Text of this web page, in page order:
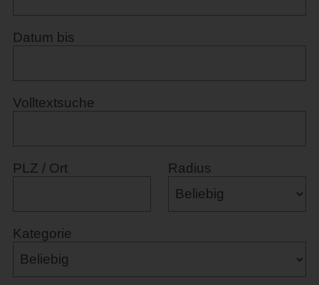
Datum bis
Volltextsuche
PLZ / Ort Radius
Kategorie